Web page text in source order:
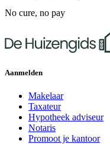
No cure, no pay
Aanmelden
Makelaar
Taxateur
Hypotheek adviseur
Notaris
Promoot je kantoor